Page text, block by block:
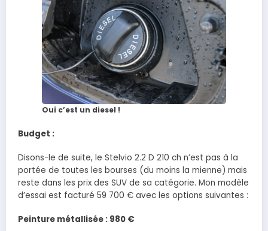
Oui c’est un diesel !
Budget :
Disons-le de suite, le Stelvio 2.2 D 210 ch n’est pas à la
portée de toutes les bourses (du moins la mienne) mais
reste dans les prix des SUV de sa catégorie. Mon modèle
d’essai est facturé 59 700 € avec les options suivantes :
Peinture métallisée : 980 €